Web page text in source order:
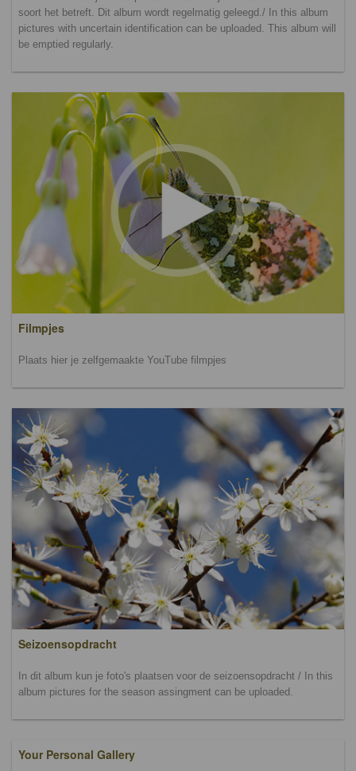
soort het betreft. Dit album wordt regelmatig geleegd./ In this album
pictures with uncertain identification can be uploaded. This album will
be emptied regularly.
Filmpjes
Plaats hier je zelfgemaakte YouTube filmpjes
Seizoensopdracht
In dit album kun je foto's plaatsen voor de seizoensopdracht / In this
album pictures for the season assingment can be uploaded.
Your Personal Gallery